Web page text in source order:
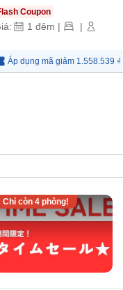
Coupon
1 đêm | |
Áp dụng mã giảm 1.558.539 ₫
Chỉ còn 4phòng!